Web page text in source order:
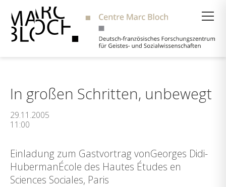
In großen Schritten, unbewegt
29.11.2005
11:00
Einladung zum Gastvortrag vonGeorges Didi-
HubermanÉcole des Hautes Études en
Sciences Sociales, Paris